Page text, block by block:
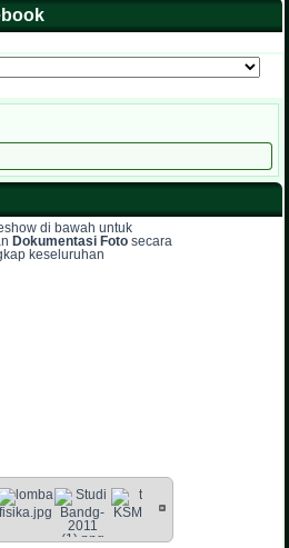
di bawah untuk
Dokumentasi Foto secara
keseluruhan